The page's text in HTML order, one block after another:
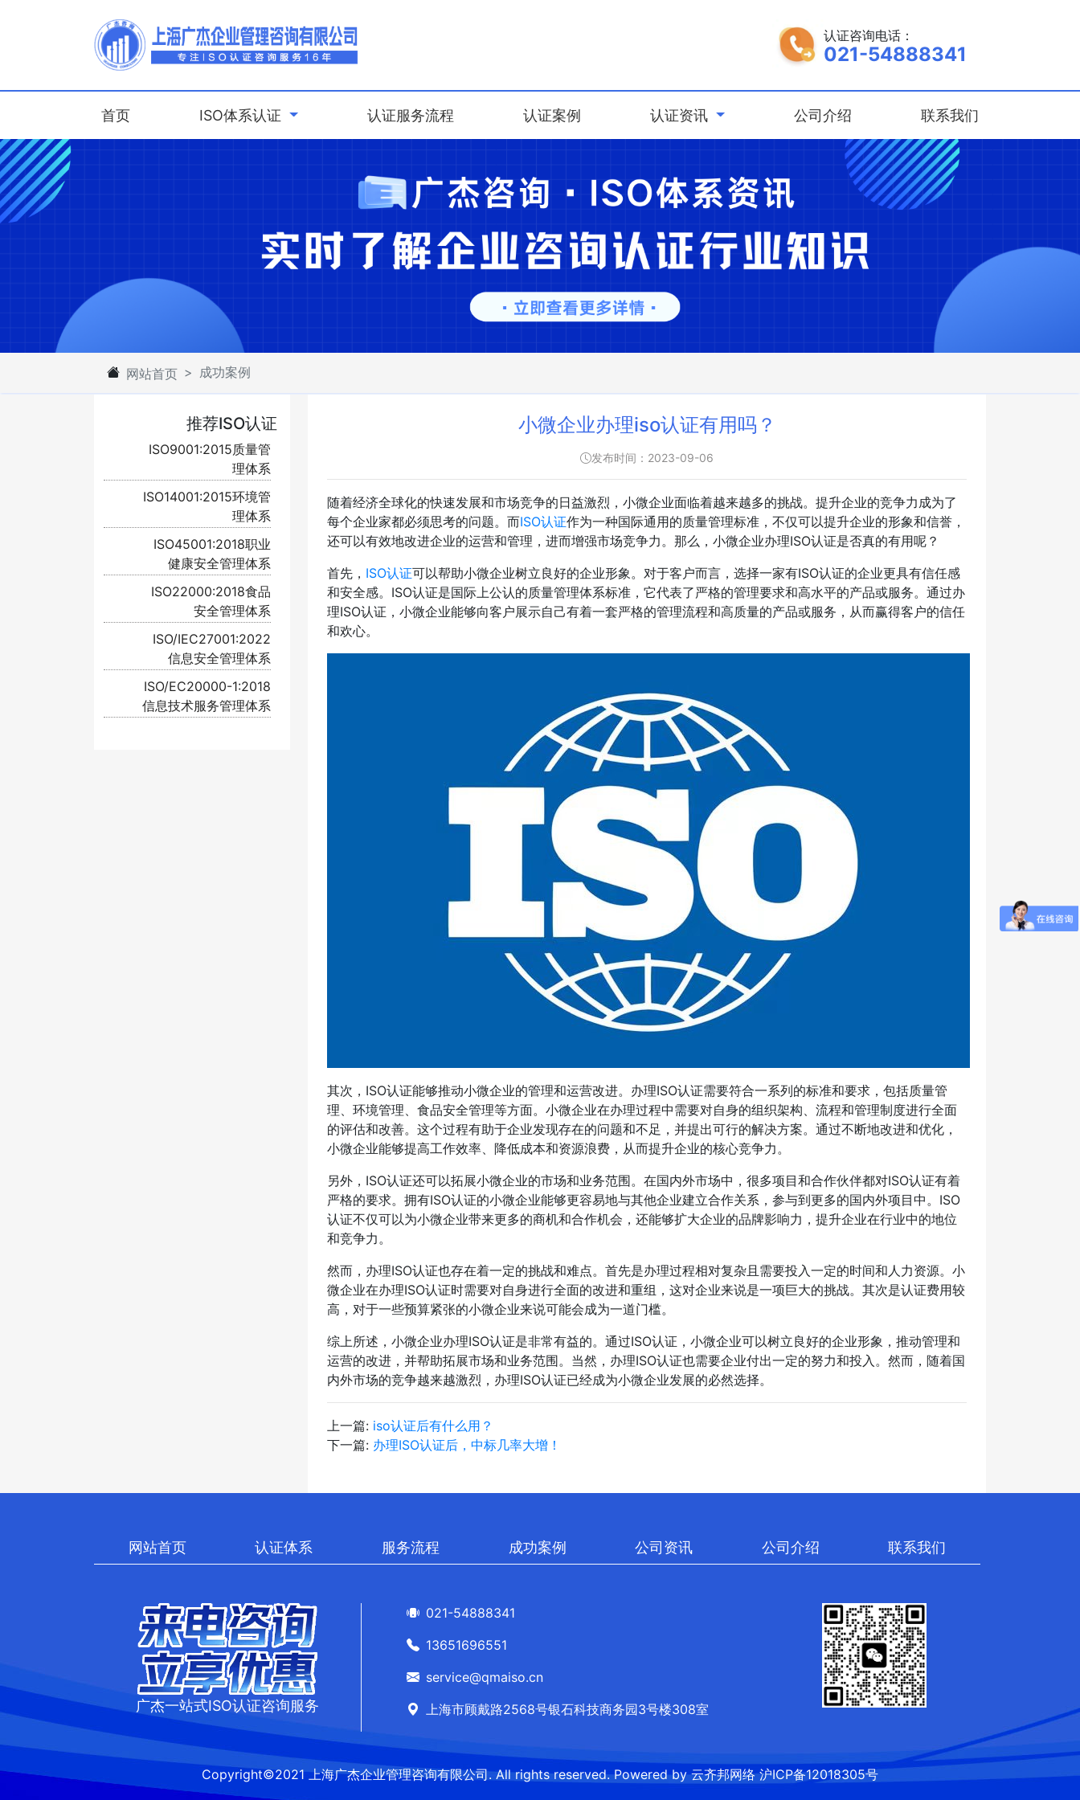
认证咨询电话：
021-54888341
首页(current) ISO体系认证 认证服务流程 认证案例 认证资讯 公司介绍 联系我们
网站首页 成功案例
推荐ISO认证
ISO9001:2015质量管
理体系
ISO14001:2015环境管
理体系
ISO45001:2018职业
健康安全管理体系
ISO22000:2018食品
安全管理体系
ISO/IEC27001:2022
信息安全管理体系
ISO/EC20000-1:2018
信息技术服务管理体系
小微企业办理iso认证有用吗？
发布时间：2023-09-06
随着经济全球化的快速发展和市场竞争的日益激烈，小微企业面临着越来越多的挑战。提升企业的竞争力成为了
每个企业家都必须思考的问题。而ISO认证作为一种国际通用的质量管理标准，不仅可以提升企业的形象和信誉，
还可以有效地改进企业的运营和管理，进而增强市场竞争力。那么，小微企业办理ISO认证是否真的有用呢？
首先， ISO认证可以帮助小微企业树立良好的企业形象。对于客户而言，选择一家有ISO认证的企业更具有信任感
和安全感。ISO认证是国际上公认的质量管理体系标准，它代表了严格的管理要求和高水平的产品或服务。通过办
理ISO认证，小微企业能够向客户展示自己有着一套严格的管理流程和高质量的产品或服务，从而赢得客户的信任
和欢心。
其次，ISO认证能够推动小微企业的管理和运营改进。办理ISO认证需要符合一系列的标准和要求，包括质量管
理、环境管理、食品安全管理等方面。小微企业在办理过程中需要对自身的组织架构、流程和管理制度进行全面
的评估和改善。这个过程有助于企业发现存在的问题和不足，并提出可行的解决方案。通过不断地改进和优化，
小微企业能够提高工作效率、降低成本和资源浪费，从而提升企业的核心竞争力。
另外，ISO认证还可以拓展小微企业的市场和业务范围。在国内外市场中，很多项目和合作伙伴都对ISO认证有着
严格的要求。拥有ISO认证的小微企业能够更容易地与其他企业建立合作关系，参与到更多的国内外项目中。ISO
认证不仅可以为小微企业带来更多的商机和合作机会，还能够扩大企业的品牌影响力，提升企业在行业中的地位
和竞争力。
然而，办理ISO认证也存在着一定的挑战和难点。首先是办理过程相对复杂且需要投入一定的时间和人力资源。小
微企业在办理ISO认证时需要对自身进行全面的改进和重组，这对企业来说是一项巨大的挑战。其次是认证费用较
高，对于一些预算紧张的小微企业来说可能会成为一道门槛。
综上所述，小微企业办理ISO认证是非常有益的。通过ISO认证，小微企业可以树立良好的企业形象，推动管理和
运营的改进，并帮助拓展市场和业务范围。当然，办理ISO认证也需要企业付出一定的努力和投入。然而，随着国
内外市场的竞争越来越激烈，办理ISO认证已经成为小微企业发展的必然选择。
上一篇: iso认证后有什么用？
下一篇: 办理ISO认证后，中标几率大增！
网站首页 认证体系 服务流程 成功案例 公司资讯 公司介绍 联系我们
广杰一站式ISO认证咨询服务
021-54888341
13651696551
service@qmaiso.cn
上海市顾戴路2568号银石科技商务园3号楼308室
Copyright©2021 上海广杰企业管理咨询有限公司. All rights reserved.Powered by云齐邦网络 沪ICP备12018305号